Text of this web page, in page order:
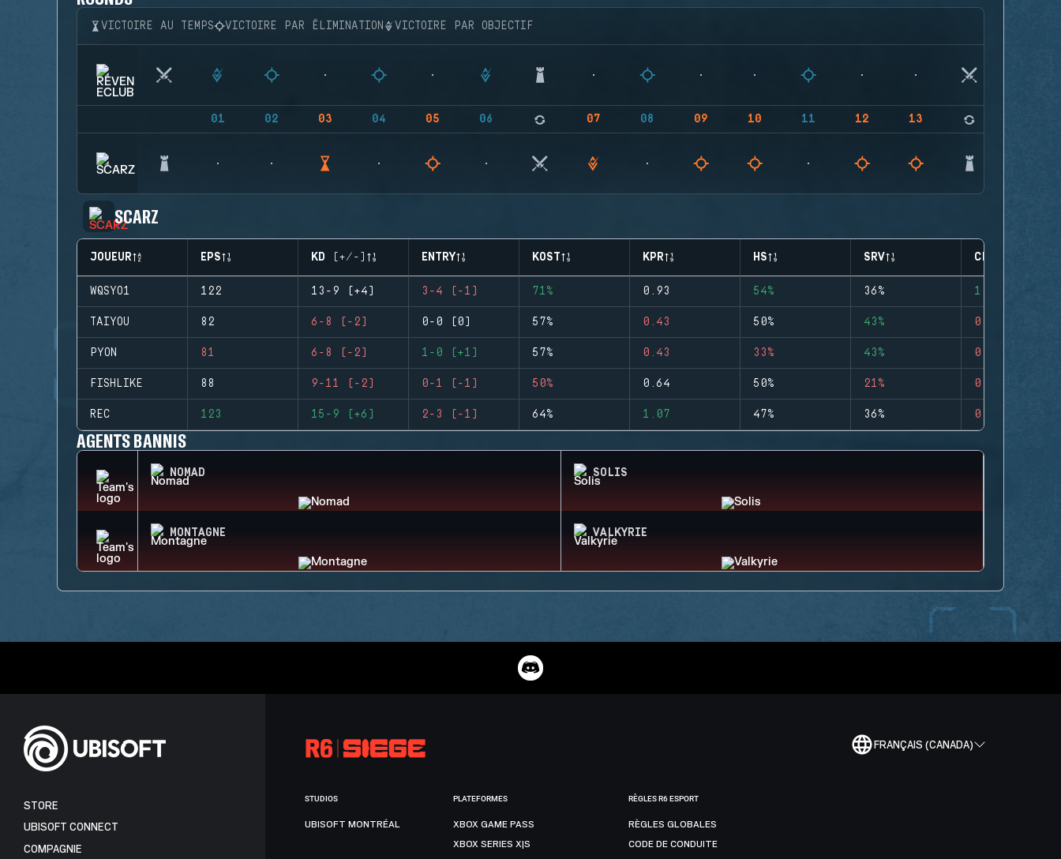
VICTOIRE AU TEMPS VICTOIRE PAR ÉLIMINATION VICTOIRE PAR OBJECTIF
01 02 03 04 05 06 07 08 09 10 11 12 13
SCARZ
JOUEUR EPS KD (+/-) ENTRY KOST KPR HS SRV CLUTCHES
WQSYO1 122 13-9 (+4) 3-4 (-1) 71% 0.93 54% 36% 1
TAIYOU 82 6-8 (-2) 0-0 (0) 57% 0.43 50% 43% 0
PYON 81 6-8 (-2) 1-0 (+1) 57% 0.43 33% 43% 0
FISHLIKE 88 9-11 (-2) 0-1 (-1) 50% 0.64 50% 21% 0
REC 123 15-9 (+6) 2-3 (-1) 64% 1.07 47% 36% 0
AGENTS BANNIS
NOMAD SOLIS
MONTAGNE VALKYRIE
FRANÇAIS (CANADA)
STORE
UBISOFT CONNECT
COMPAGNIE
STUDIOS
UBISOFT MONTRÉAL
PLATEFORMES
XBOX GAME PASS
XBOX SERIES X|S
RÈGLES R6 ESPORT
RÈGLES GLOBALES
CODE DE CONDUITE